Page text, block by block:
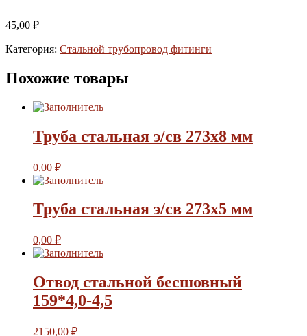
45,00 ₽
Категория: Стальной трубопровод фитинги
Похожие товары
Труба стальная э/св 273х8 мм
0,00 ₽
Труба стальная э/св 273х5 мм
0,00 ₽
Отвод стальной бесшовный
159*4,0-4,5
2150,00 ₽